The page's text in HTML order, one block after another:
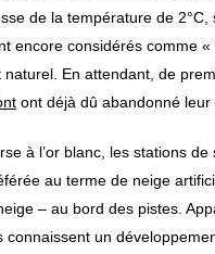
de la température de
encore considérés comme
naturel. En attendant, de
ont déjà dû abandonné leur
à l’or blanc, les stations
au terme de neige
– au bord des pistes.
connaissent un